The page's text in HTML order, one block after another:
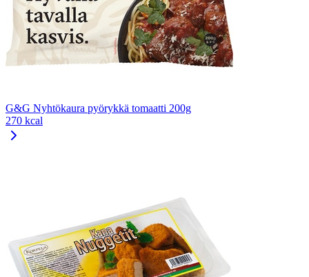
G&G Nyhtökaura pyörykkä tomaatti 200g
270 kcal